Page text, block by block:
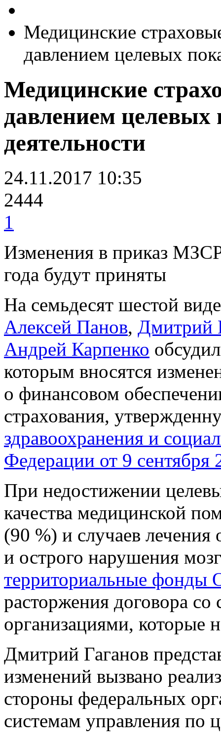
Медицинские
давлением целевых
Медицинские
давлением целевых
деятельности
24.11.2017 10:35
2444
1
Изменения в приказ
года будут приняты
На семьдесят шестой
Алексей Панов, Дмитрий
Андрей Карпенко
которым вносятся
о финансовом
страхования,
здравоохранения и
Федерации от 9
При недостижении
качества медицинской
(90 %) и случаев лечения
и острого нарушения
территориальные
расторжения договора
организациями, которые
Дмитрий Гаганов
изменений вызвано
стороны федеральных
системам управления по